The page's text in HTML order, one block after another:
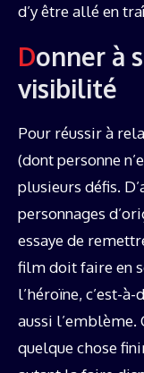
d’y être allé en
Donner à son sujet un peu de
visibilité
Pour réussir à
(dont personne
plusieurs défis.
personnages
essaye de
film doit faire en
l’héroïne, c’est-
aussi l’emblème.
quelque chose